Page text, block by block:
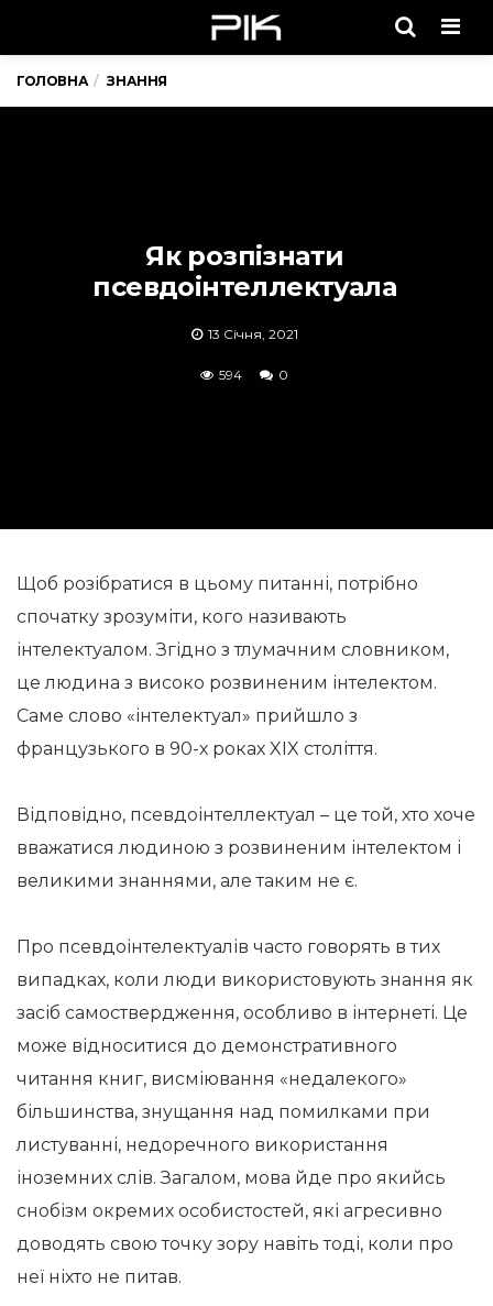
ГОЛОВНА ЗНАННЯ
Як розпізнати
псевдоінтеллектуала
13 Січня, 2021
594 0
Щоб розібратися в цьому питанні, потрібно
спочатку зрозуміти, кого називають
інтелектуалом. Згідно з тлумачним словником,
це людина з високо розвиненим інтелектом.
Саме слово «інтелектуал» прийшло з
французького в 90-х роках XIX століття.
Відповідно, псевдоінтеллектуал – це той, хто хоче
вважатися людиною з розвиненим інтелектом і
великими знаннями, але таким не є.
Про псевдоінтелектуалів часто говорять в тих
випадках, коли люди використовують знання як
засіб самоствердження, особливо в інтернеті. Це
може відноситися до демонстративного
читання книг, висміювання «недалекого»
більшинства, знущання над помилками при
листуванні, недоречного використання
іноземних слів. Загалом, мова йде про якийсь
снобізм окремих особистостей, які агресивно
доводять свою точку зору навіть тоді, коли про
неї ніхто не питав.